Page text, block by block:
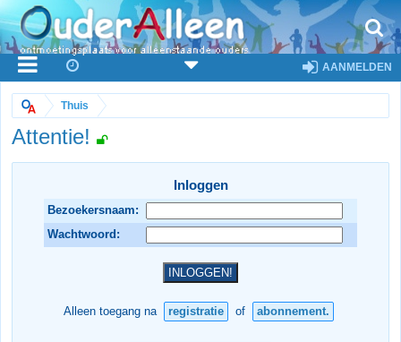
AANMELDEN
Thuis
Attentie!
Inloggen
Bezoekersnaam:
Wachtwoord:
Alleen toegang na registratie of abonnement.